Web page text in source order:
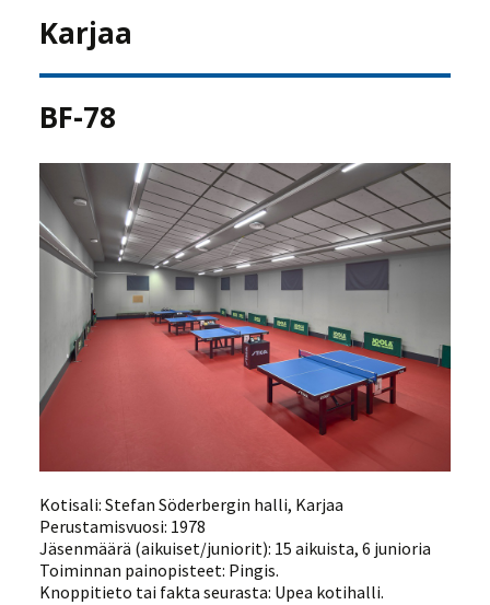
Karjaa
BF-78
Kotisali: Stefan Söderbergin halli, Karjaa
Perustamisvuosi: 1978
Jäsenmäärä (aikuiset/juniorit): 15 aikuista, 6 junioria
Toiminnan painopisteet: Pingis.
Knoppitieto tai fakta seurasta: Upea kotihalli.